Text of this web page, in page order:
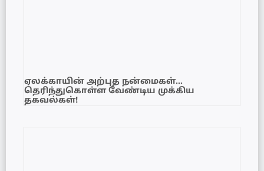
ஏலக்காயின் அற்புத நன்மைகள்…
தெரிந்துகொள்ள வேண்டிய முக்கிய
தகவல்கள்!